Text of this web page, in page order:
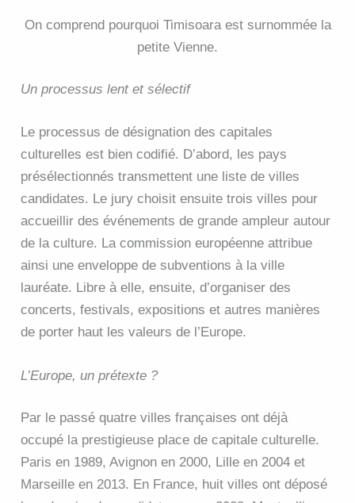
On comprend pourquoi Timisoara est surnommée la
petite Vienne.
Un processus lent et sélectif
Le processus de désignation des capitales
culturelles est bien codifié. D’abord, les pays
présélectionnés transmettent une liste de villes
candidates. Le jury choisit ensuite trois villes pour
accueillir des événements de grande ampleur autour
de la culture. La commission européenne attribue
ainsi une enveloppe de subventions à la ville
lauréate. Libre à elle, ensuite, d’organiser des
concerts, festivals, expositions et autres manières
de porter haut les valeurs de l’Europe.
L’Europe, un prétexte ?
Par le passé quatre villes françaises ont déjà
occupé la prestigieuse place de capitale culturelle.
Paris en 1989, Avignon en 2000, Lille en 2004 et
Marseille en 2013. En France, huit villes ont déposé